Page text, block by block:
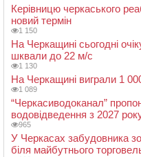
Керівницю черкаського
новий термін
1 150
На Черкащині сьогодні
шквали до 22 м/с
1 130
На Черкащині виграли 1
1 089
“Черкасиводоканал”
водовідведення з 2027
965
У Черкасах забудовника
біля майбутнього